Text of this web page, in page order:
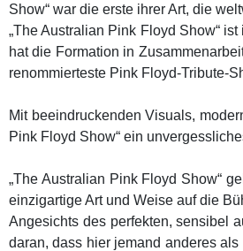
Show“ war die erste ihrer Art, die
„The Australian Pink Floyd Show“
hat die Formation in
renommierteste Pink Floyd-Tribute-
Mit beeindruckenden Visuals,
Pink Floyd Show“ ein
„The Australian Pink Floyd Show“
einzigartige Art und Weise auf die
Angesichts des perfekten, sensibel
daran, dass hier jemand anderes